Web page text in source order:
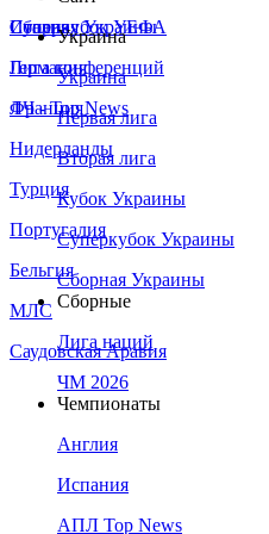
Сборная Украины
Италия
Германия
Франция
Нидерланды
Турция
Португалия
Бельгия
МЛС
Саудовская Аравия
Суперкубок УЕФА
Лига конференций
ЛЧ - Top News
Украина
Украина
Первая лига
Вторая лига
Кубок Украины
Суперкубок Украины
Сборная Украины
Сборные
Лига наций
ЧМ 2026
Чемпионаты
Англия
Испания
АПЛ Top News